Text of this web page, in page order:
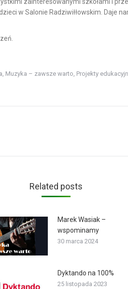
w Salonie Radziwiłłowskim. Daje
, Muzyka – zawsze warto, Projekty
Related posts
Marek Wasiak –
wspominamy
30 marca 2024
Dyktando na 100%
25 listopada 2023